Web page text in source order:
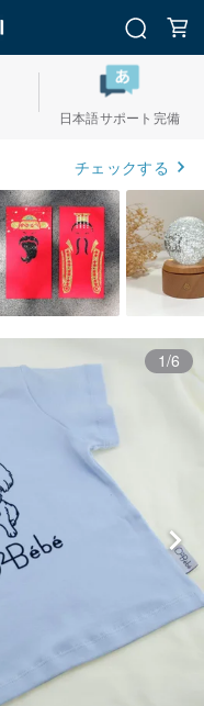
日本語サポート完備
チェックする
1/6